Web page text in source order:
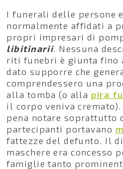
I funerali delle persone
normalmente affidati a
propri impresari di
libitinarii. Nessuna
riti funebri è giunta fino
dato supporre che
comprendessero una
alla tomba (o alla pira
il corpo veniva
pena notare soprattutto
partecipanti portavano
fattezze del defunto. Il
maschere era concesso
famiglie tanto